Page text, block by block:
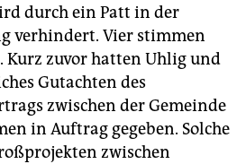
durch ein Patt in der
verhindert. Vier stimmen
Kurz zuvor hatten ­Uhlig und
Gutachten des
zwischen der Gemeinde
in Auftrag gegeben. Solche
zwischen